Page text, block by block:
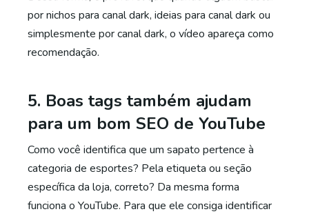
por nichos para canal dark, ideias para canal dark ou
simplesmente por canal dark, o vídeo apareça como
recomendação.
5. Boas tags também ajudam
para um bom SEO de YouTube
Como você identifica que um sapato pertence à
categoria de esportes? Pela etiqueta ou seção
específica da loja, correto? Da mesma forma
funciona o YouTube. Para que ele consiga identificar